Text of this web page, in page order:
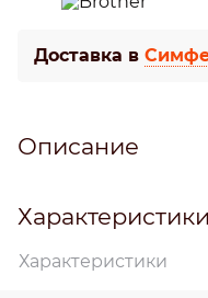
Доставка в
Описание
Характеристики
Характеристики